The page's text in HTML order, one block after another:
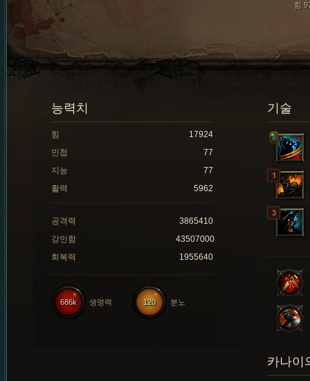
힘
기술
능력치
힘
17924
민첩
77
지능
77
활력
5962
공격력
3865410
강인함
43507000
회복력
1955640
120 분노
686k 생명력
카나이